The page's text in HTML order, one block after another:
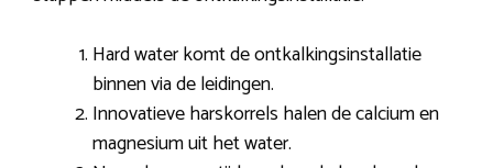
Hard water komt de ontkalkingsinstallatie
binnen via de leidingen.
Innovatieve harskorrels halen de calcium en
magnesium uit het water.